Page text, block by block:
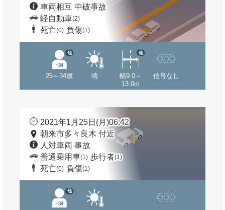
車両相互 中破事故
軽自動車(2)
死亡(0) 負傷(1)
25～34歳
他
晴
幅9.0～
13.0m
他
信号なし
2021年1月25日(月)06:42
朝来市多々良木 付近
人対車両 事故
普通乗用車(1) 歩行者(1)
死亡(0) 負傷(1)
他